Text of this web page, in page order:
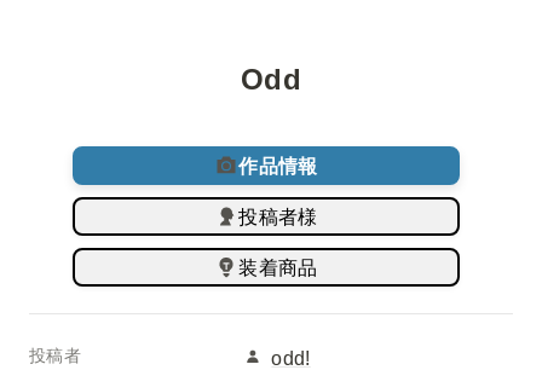
Odd
作品情報
投稿者様
装着商品
投稿者 odd!